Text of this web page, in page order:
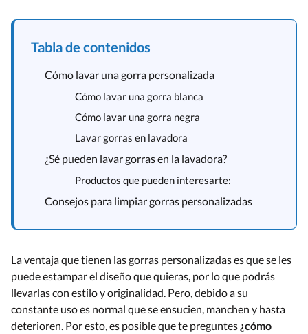
Tabla de contenidos
Cómo lavar una gorra personalizada
Cómo lavar una gorra blanca
Cómo lavar una gorra negra
Lavar gorras en lavadora
¿Sé pueden lavar gorras en la lavadora?
Productos que pueden interesarte:
Consejos para limpiar gorras personalizadas
La ventaja que tienen las gorras personalizadas es que se les
puede estampar el diseño que quieras, por lo que podrás
llevarlas con estilo y originalidad. Pero, debido a su
constante uso es normal que se ensucien, manchen y hasta
deterioren. Por esto, es posible que te preguntes¿cómo